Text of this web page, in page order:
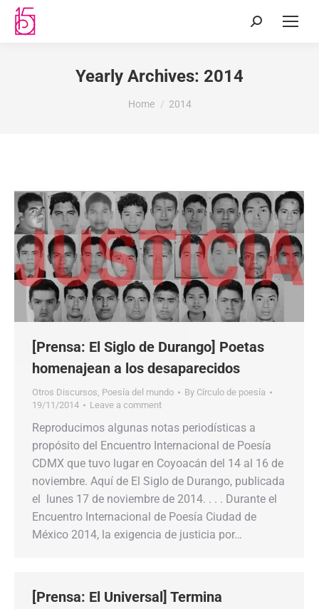
Yearly Archives: 2014
You are here:
Home 2014
[Prensa: El Siglo de Durango] Poetas
homenajean a los desaparecidos
Otros Discursos, Poesía del mundo By Círculo de poesía
19/11/2014
Leave a comment
Reproducimos algunas notas periodísticas a
propósito del Encuentro Internacional de Poesía
CDMX que tuvo lugar en Coyoacán del 14 al 16 de
noviembre. Aquí de El Siglo de Durango, publicada
el lunes 17 de noviembre de 2014. . . . Durante el
Encuentro Internacional de Poesía Ciudad de
México 2014, la exigencia de justicia por…
[Prensa: El Universal] Termina